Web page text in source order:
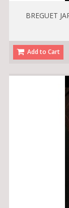
BREGUET
Add to Cart